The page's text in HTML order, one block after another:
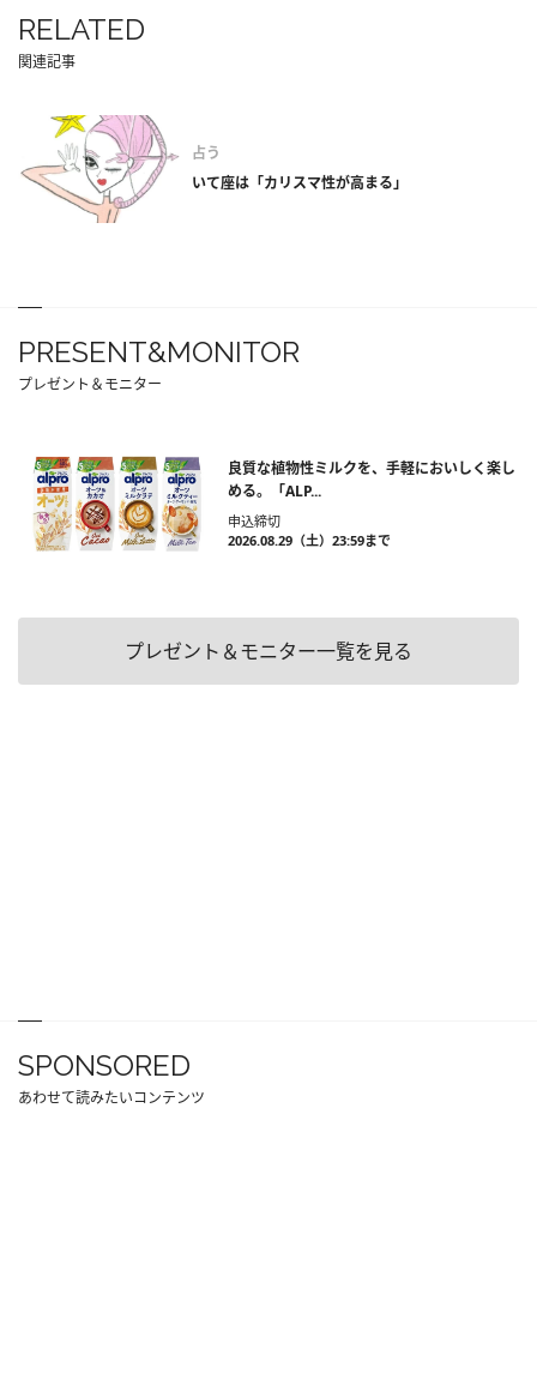
RELATED
関連記事
占う
いて座は「カリスマ性が高まる」
PRESENT&MONITOR
プレゼント＆モニター
良質な植物性ミルクを、手軽においしく楽し
める。「ALP...
申込締切
2026.08.29（土）23:59まで
プレゼント＆モニター一覧を見る
SPONSORED
あわせて読みたいコンテンツ